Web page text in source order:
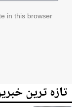
in this browser
تازہ ترین